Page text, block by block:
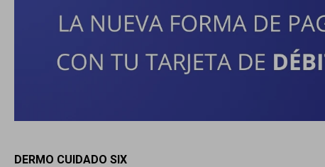
DERMO CUIDADO SIX